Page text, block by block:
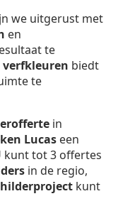
we uitgerust met
en
te
verfkleuren biedt
te
in
Lucas een
kunt tot 3 offertes
in de regio,
kunt